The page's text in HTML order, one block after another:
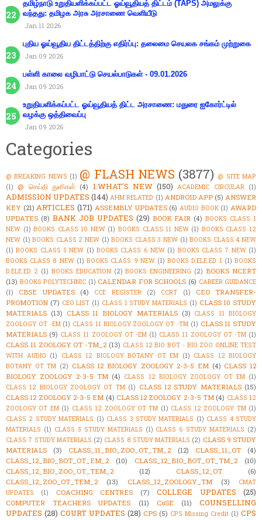
தமிழ்நாடு உறுதியளிக்கப்பட்ட ஓய்வூதியத் திட்டம் (TAPS) அமலுக்கு
வந்தது: தமிழக அரசு அரசாணை வெளியீடு
Jan 11 2026
புதிய ஓய்வூதிய திட்டத்திற்கு எதிர்ப்பு: தலைமை செயலக சங்கம் முற்றுகை
Jan 09 2026
பள்ளி காலை வழிபாட்டு செயல்பாடுகள் - 09.01.2026
Jan 09 2026
உறுதியளிக்கப்பட்ட ஓய்வூதியத் திட்ட அரசாணை: மதுரை ஐகோர்ட்டில்
வழக்கு ஒத்திவைப்பு
Jan 09 2026
Categories
@ BREAKING NEWS (1) @ FLASH NEWS (3877) @ SITE MAP
(1) @ செய்தி துளிகள் (4) 1.WHAT'S NEW (150) ACADEMIC CIRCULAR (1)
ADMISSION UPDATES (144) AHM RELATED (1) ANDROID APP (5) ANSWER
KEY (21) ARTICLES (171) ASSEMBLY UPDATES (6) AUDIO BOOK (1) AWARD
UPDATES (8) BANK JOB UPDATES (29) BOOK FAIR (4) BOOKS CLASS 1
NEW (1) BOOKS CLASS 10 NEW (1) BOOKS CLASS 11 NEW (1) BOOKS CLASS 12
NEW (1) BOOKS CLASS 2 NEW (1) BOOKS CLASS 3 NEW (1) BOOKS CLASS 4 NEW
(1) BOOKS CLASS 5 NEW (1) BOOKS CLASS 6 NEW (1) BOOKS CLASS 7 NEW (1)
BOOKS CLASS 8 NEW (1) BOOKS CLASS 9 NEW (1) BOOKS D.ELE.ED 1 (1) BOOKS
D.ELE.ED 2 (1) BOOKS EDUCATION (2) BOOKS ENGINEERING (2) BOOKS NCERT
(13) BOOKS POLYTECHNIC (1) CALENDAR FOR SCHOOLS (6) CAREER GUIDANCE
(1)
CBSE UPDATES (4) CCE REGISTER (2) CCRT (1)
CEO TRANSFER-
PROMOTION (7) CEO LIST (1) CLASS 1 STUDY MATERIALS (1) CLASS 10 STUDY
MATERIALS (13) CLASS 11 BIOLOGY MATERIALS (3) CLASS 11 BIOLOGY
ZOOLOGY OT -EM (1) CLASS 11 BIOLOGY ZOOLOGY OT -TM (1) CLASS 11 STUDY
MATERIALS (9) CLASS 11 ZOOLOGY OT -EM (1) CLASS 11 ZOOLOGY OT -TM (1)
CLASS 11 ZOOLOGY OT -TM_2 (13) CLASS 12 BIO BOT - BIO ZOO ONLINE TEST
WITH AUDIO (1) CLASS 12 BIOLOGY BOTANY OT EM (1) CLASS 12 BIOLOGY
BOTANY OT TM (2) CLASS 12 BIOLOGY ZOOLOGY 2-3-5 EM (4) CLASS 12
BIOLOGY ZOOLOGY 2-3-5 TM (4) CLASS 12 BIOLOGY ZOOLOGY OT EM (1)
CLASS 12 BIOLOGY ZOOLOGY OT TM (1) CLASS 12 STUDY MATERIALS (15)
CLASS 12 ZOOLOGY 2-3-5 EM (4) CLASS 12 ZOOLOGY 2-3-5 TM (4) CLASS 12
ZOOLOGY OT EM (1) CLASS 12 ZOOLOGY OT TM (1) CLASS 12 ZOOLOGY TM (1)
CLASS 2 STUDY MATERIALS (1) CLASS 3 STUDY MATERIALS (1) CLASS 4 STUDY
MATERIALS (1) CLASS 5 STUDY MATERIALS (1) CLASS 6 STUDY MATERIALS (2)
CLASS 7 STUDY MATERIALS (2) CLASS 8 STUDY MATERIALS (2) CLASS 9 STUDY
MATERIALS
(3) CLASS_11_BIO_ZOO_OT_TM_2 (12) CLASS_11_OT
(4)
CLASS_12_BIO_BOT_OT_EM_2
(10) CLASS_12_BIO_BOT_OT_TM_2
(10)
CLASS_12_BIO_ZOO_OT_TEM_2
(12) CLASS_12_OT
(6)
CLASS_12_ZOO_OT_TEM_2
(13) CLASS_12_ZOOLOGY_TM (3)
CMAT
UPDATES
(1) COACHING CENTRES (7) COLLEGE UPDATES (25)
COMPUTER TEACHERS UPDATES (11) CoSE (11)
COUNSELLING
UPDATES (28) COURT UPDATES (28) CPS (5) CPS Missing Credit (1) CPS